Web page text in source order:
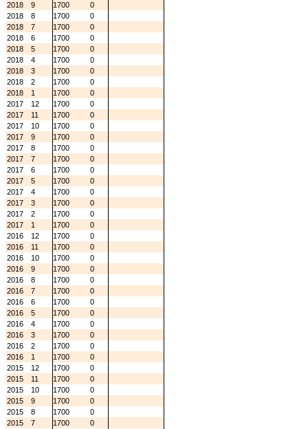
2018
9 1700
0
2018
8 1700
0
2018
7 1700
0
2018
6 1700
0
2018
5 1700
0
2018
4 1700
0
2018
3 1700
0
2018
2 1700
0
2018
1 1700
0
2017
12 1700
0
2017
11 1700
0
2017
10 1700
0
2017
9 1700
0
2017
8 1700
0
2017
7 1700
0
2017
6 1700
0
2017
5 1700
0
2017
4 1700
0
2017
3 1700
0
2017
2 1700
0
2017
1 1700
0
2016
12 1700
0
2016
11 1700
0
2016
10 1700
0
2016
9 1700
0
2016
8 1700
0
2016
7 1700
0
2016
6 1700
0
2016
5 1700
0
2016
4 1700
0
2016
3 1700
0
2016
2 1700
0
2016
1 1700
0
2015
12 1700
0
2015
11 1700
0
2015
10 1700
0
2015
9 1700
0
2015
8 1700
0
2015
7 1700
0